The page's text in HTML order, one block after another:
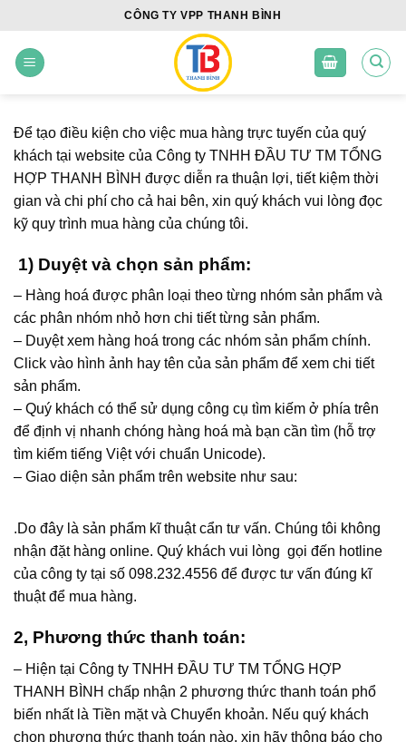
content
CÔNG TY VPP THANH BÌNH
Để tạo điều kiện cho việc mua hàng trực tuyến của quý
khách tại website của Công ty TNHH ĐẦU TƯ TM TỔNG
HỢP THANH BÌNH được diễn ra thuận lợi, tiết kiệm thời
gian và chi phí cho cả hai bên, xin quý khách vui lòng đọc
kỹ quy trình mua hàng của chúng tôi.
1) Duyệt và chọn sản phẩm:
– Hàng hoá được phân loại theo từng nhóm sản phẩm và
các phân nhóm nhỏ hơn chi tiết từng sản phẩm.
– Duyệt xem hàng hoá trong các nhóm sản phẩm chính.
Click vào hình ảnh hay tên của sản phẩm để xem chi tiết
sản phẩm.
– Quý khách có thể sử dụng công cụ tìm kiếm ở phía trên
để định vị nhanh chóng hàng hoá mà bạn cần tìm (hỗ trợ
tìm kiếm tiếng Việt với chuẩn Unicode).
– Giao diện sản phẩm trên website như sau:
.Do đây là sản phẩm kĩ thuật cẩn tư vấn. Chúng tôi không
nhận đặt hàng online. Quý khách vui lòng gọi đến hotline
của công ty tại số 098.232.4556 để được tư vấn đúng kĩ
thuật để mua hàng.
2, Phương thức thanh toán:
– Hiện tại Công ty TNHH ĐẦU TƯ TM TỔNG HỢP
THANH BÌNH chấp nhận 2 phương thức thanh toán phổ
biến nhất là Tiền mặt và Chuyển khoản. Nếu quý khách
chọn phương thức thanh toán nào, xin hãy thông báo cho